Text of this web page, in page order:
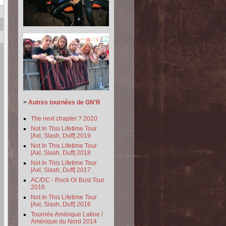
> Autres tournées de GN'R
The next chapter ? 2020
Not In This Lifetime Tour
[Axl, Slash, Duff] 2019
Not In This Lifetime Tour
[Axl, Slash, Duff] 2018
Not In This Lifetime Tour
[Axl, Slash, Duff] 2017
AC/DC - Rock Or Bust Tour
2016
Not In This Lifetime Tour
[Axl, Slash, Duff] 2016
Tournée Amérique Latine /
Amérique du Nord 2014